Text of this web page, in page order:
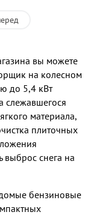
вы можете
на колесном
до 5,4 кВт
слежавшегося
материала,
плиточных
выброс снега на
бензиновые